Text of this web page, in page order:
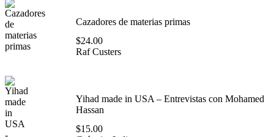
Cazadores de materias primas
$24.00
Raf Custers
Yihad made in USA – Entrevistas con Mohamed
Hassan
$15.00